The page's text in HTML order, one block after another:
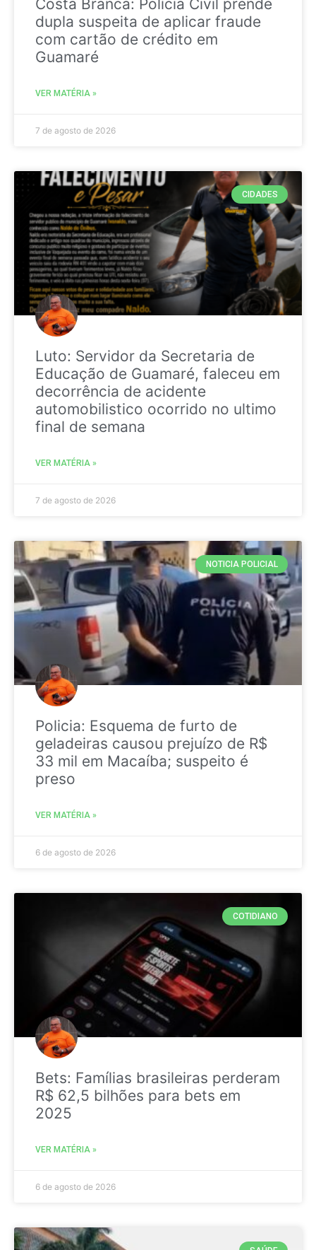
Costa Branca: Polícia Civil prende
dupla suspeita de aplicar fraude
com cartão de crédito em
Guamaré
VER MATÉRIA »
7 de agosto de 2026
CIDADES
Luto: Servidor da Secretaria de
Educação de Guamaré, faleceu em
decorrência de acidente
automobilistico ocorrido no ultimo
final de semana
VER MATÉRIA »
7 de agosto de 2026
NOTICIA POLICIAL
Policia: Esquema de furto de
geladeiras causou prejuízo de R$
33 mil em Macaíba; suspeito é
preso
VER MATÉRIA »
6 de agosto de 2026
COTIDIANO
Bets: Famílias brasileiras perderam
R$ 62,5 bilhões para bets em
2025
VER MATÉRIA »
6 de agosto de 2026